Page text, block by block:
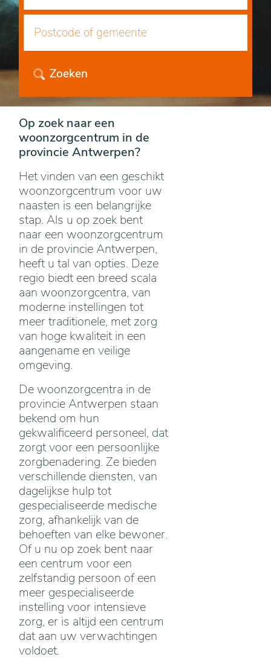
Zoeken
Op zoek naar een
woonzorgcentrum in de
provincie Antwerpen?
Het vinden van een geschikt
woonzorgcentrum voor uw
naasten is een belangrijke
stap. Als u op zoek bent
naar een woonzorgcentrum
in de provincie Antwerpen,
heeft u tal van opties. Deze
regio biedt een breed scala
aan woonzorgcentra, van
moderne instellingen tot
meer traditionele, met zorg
van hoge kwaliteit in een
aangename en veilige
omgeving.
De woonzorgcentra in de
provincie Antwerpen staan
bekend om hun
gekwalificeerd personeel, dat
zorgt voor een persoonlijke
zorgbenadering. Ze bieden
verschillende diensten, van
dagelijkse hulp tot
gespecialiseerde medische
zorg, afhankelijk van de
behoeften van elke bewoner.
Of u nu op zoek bent naar
een centrum voor een
zelfstandig persoon of een
meer gespecialiseerde
instelling voor intensieve
zorg, er is altijd een centrum
dat aan uw verwachtingen
voldoet.